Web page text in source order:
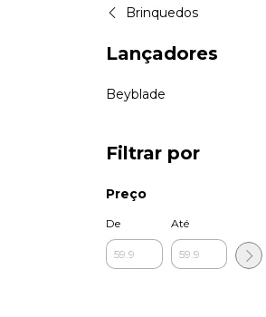
Brinquedos
Lançadores
Beyblade
Filtrar por
Preço
De Até